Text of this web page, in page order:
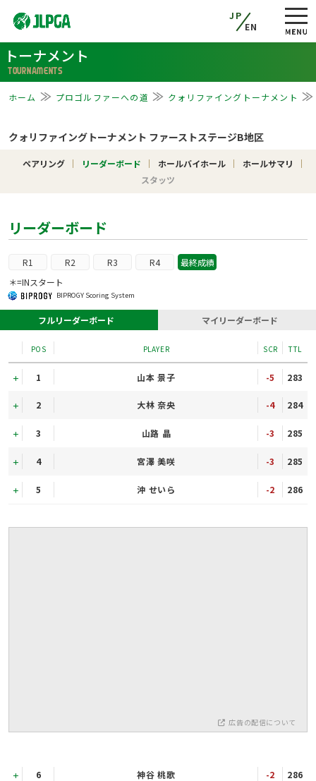
JP
EN
トーナメント
TOURNAMENTS
ホーム プロゴルファーへの道 クォリファイングトーナメント
クォリファイングトーナメント ファーストステージB地区
ペアリング リーダーボード ホールバイホール
ホールサマリ
スタッツ
リーダーボード
R1 R2 R3 R4 最終成績
BIPROGY Scoring System
＊=INスタート
フルリーダーボード マイリーダーボード
POS PLAYER SCR TTL
1 山本 景子 -5 283
2 大林 奈央 -4 284
3 山路 晶 -3 285
4 宮澤 美咲 -3 285
5 沖 せいら -2 286
広告の配信について
6 神谷 桃歌 -2 286